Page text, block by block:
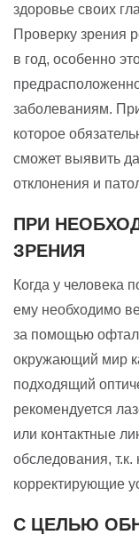
здоровье своих
Проверку зрения
в год, особенно
заболеваниям.
которое
сможет выявить
отклонения и
ПРИ
ЗРЕНИЯ
Когда у человека
ему необходимо
за помощью
окружающий мир
подходящий
рекомендуется
или контактные
обследования,
корректирующие
С ЦЕЛЬЮ